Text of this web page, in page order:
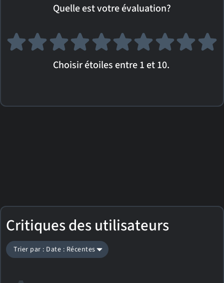
Quelle est votre évaluation?
Choisir étoiles entre 1 et 10.
Critiques des utilisateurs
Trier par : Date : Récentes